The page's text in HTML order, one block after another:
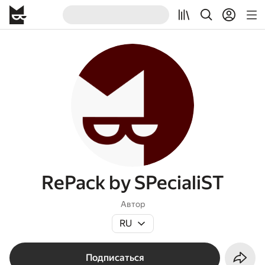
RePack by SPecialiST
Автор
RU
Подписаться